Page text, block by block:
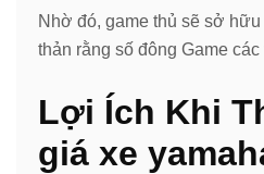
Nhờ đó, game thủ sẽ sở
thản rằng số đông Game
Lợi Ích Khi
giá xe